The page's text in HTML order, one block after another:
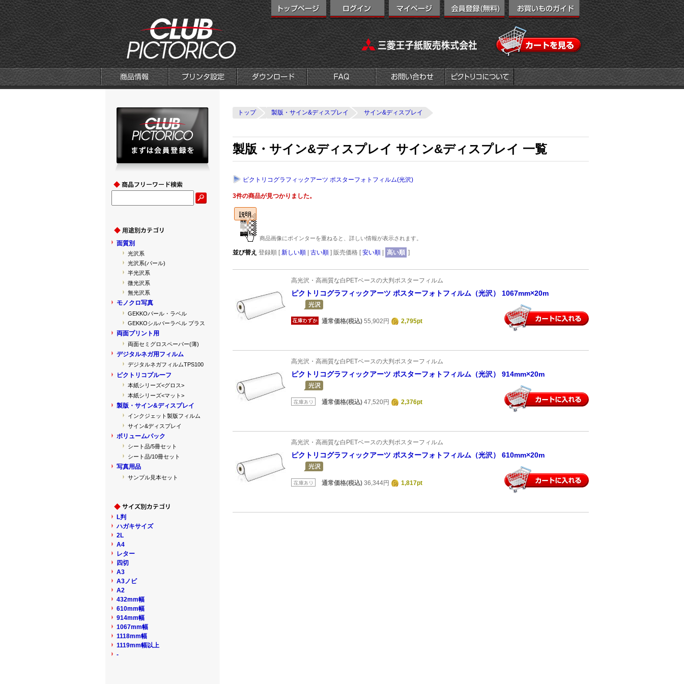
トップ 製版・サイン&ディスプレイ サイン&ディスプレイ
製版・サイン&ディスプレイ サイン&ディスプレイ 一覧
ピクトリコグラフィックアーツ ポスターフォトフィルム(光沢)
3件の商品が見つかりました。
商品画像にポインターを重ねると、詳しい情報が表示されます。
並び替え 登録順 [新しい順 古い順 ] 販売価格 [安い順 高い順 ]
高光沢・高画質な白PETベースの大判ポスターフィルム
ピクトリコグラフィックアーツ ポスターフォトフィルム（光沢） 1067mm×20m
通常価格(税込) 55,902円 2,795pt
高光沢・高画質な白PETベースの大判ポスターフィルム
ピクトリコグラフィックアーツ ポスターフォトフィルム（光沢） 914mm×20m
通常価格(税込) 47,520円 2,376pt
高光沢・高画質な白PETベースの大判ポスターフィルム
ピクトリコグラフィックアーツ ポスターフォトフィルム（光沢） 610mm×20m
通常価格(税込) 36,344円 1,817pt
面質別
光沢系
光沢系(パール)
半光沢系
微光沢系
無光沢系
モノクロ写真
GEKKOパール・ラベル
GEKKOシルバーラベル プラス
両面プリント用
両面セミグロスペーパー(薄)
デジタルネガ用フィルム
デジタルネガフィルムTPS100
ピクトリコプルーフ
本紙シリーズ<グロス>
本紙シリーズ<マット>
製版・サイン&ディスプレイ
インクジェット製版フィルム
サイン&ディスプレイ
ボリュームパック
シート品/5冊セット
シート品/10冊セット
写真用品
サンプル見本セット
L判
ハガキサイズ
2L
A4
レター
四切
A3
A3ノビ
A2
432mm幅
610mm幅
914mm幅
1067mm幅
1118mm幅
1119mm幅以上
-